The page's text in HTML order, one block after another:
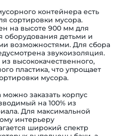
контейнера есть
сортировки мусора.
на высоте 900 мм для
оборудования детьми и
возможностями. Для сбора
звукоизоляция.
высококачественного,
пластика, что упрощает
мусора.
заказать корпус
на 100% из
Для максимальной
интерьеру
широкий спектр